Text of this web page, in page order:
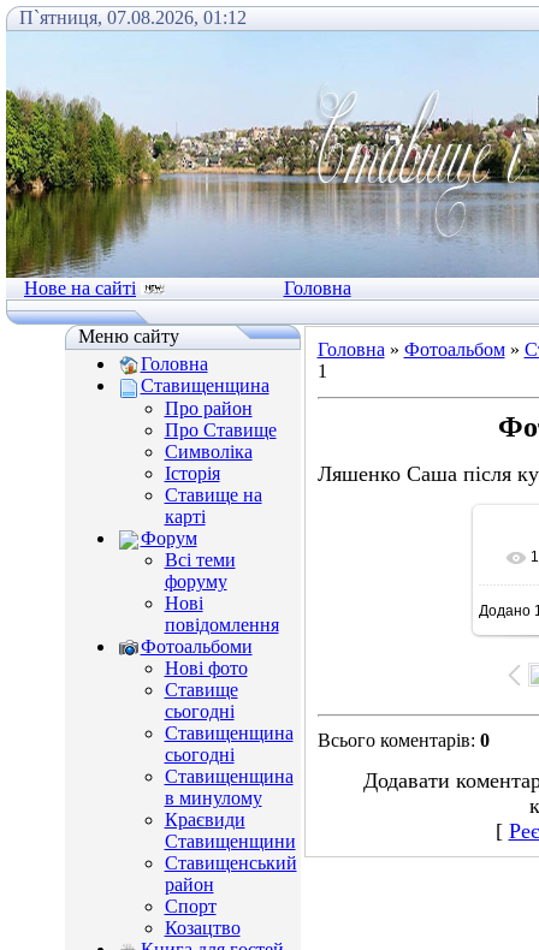
П`ятниця, 07.08.2026, 01:12
Нове на сайті Головна
Меню сайту
Головна
Ставищенщина
Про район
Про Ставище
Символіка
Історія
Ставище на
карті
Форум
Всі теми
форуму
Нові
повідомлення
Фотоальбоми
Нові фото
Ставище
сьогодні
Ставищенщина
сьогодні
Ставищенщина
в минулому
Краєвиди
Ставищенщини
Ставищенський
район
Спорт
Козацтво
Головна » Фотоальбом»
1
Ляшенко Саша після
Додано
Всього коментарів: 0
Додавати
[